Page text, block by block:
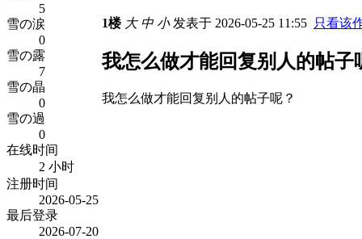
5
雪の涙
0
雪の露
7
雪の晶
0
雪の過
0
在线时间
2 小时
注册时间
2026-05-25
最后登录
2026-07-20
1楼 大 中 小发表于 2026-05-25 11:55 只看该
我怎么做才能回复别人的帖子
我怎么做才能回复别人的帖子呢？